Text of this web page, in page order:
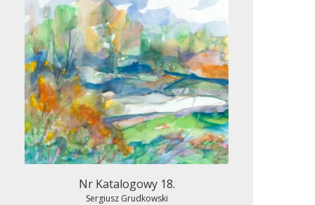
Nr Katalogowy 18.
Sergiusz Grudkowski